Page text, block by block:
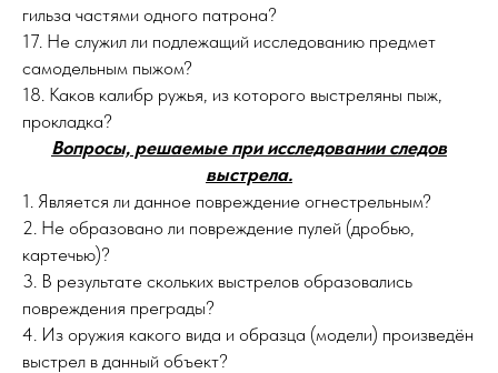
гильза частями одного патрона?
17. Не служил ли подлежащий исследованию предмет
самодельным пыжом?
18. Каков калибр ружья, из которого выстреляны пыж,
прокладка?
Вопросы, решаемые при исследовании следов
выстрела.
1. Является ли данное повреждение огнестрельным?
2. Не образовано ли повреждение пулей (дробью,
картечью)?
3. В результате скольких выстрелов образовались
повреждения преграды?
4. Из оружия какого вида и образца (модели) произведён
выстрел в данный объект?